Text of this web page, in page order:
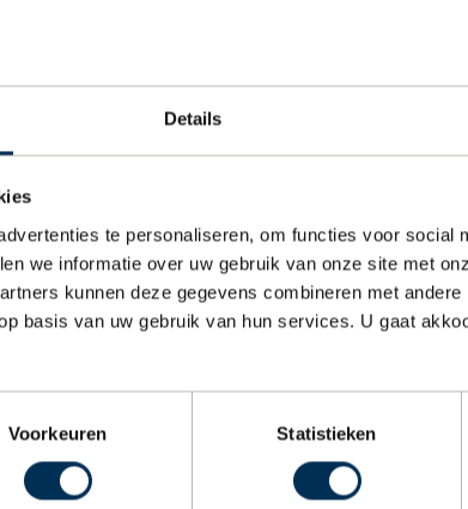
Details
te personaliseren, om functies voor social
we informatie over uw gebruik van onze site met
kunnen deze gegevens combineren met
basis van uw gebruik van hun services. U gaat
Voorkeuren Statistieken